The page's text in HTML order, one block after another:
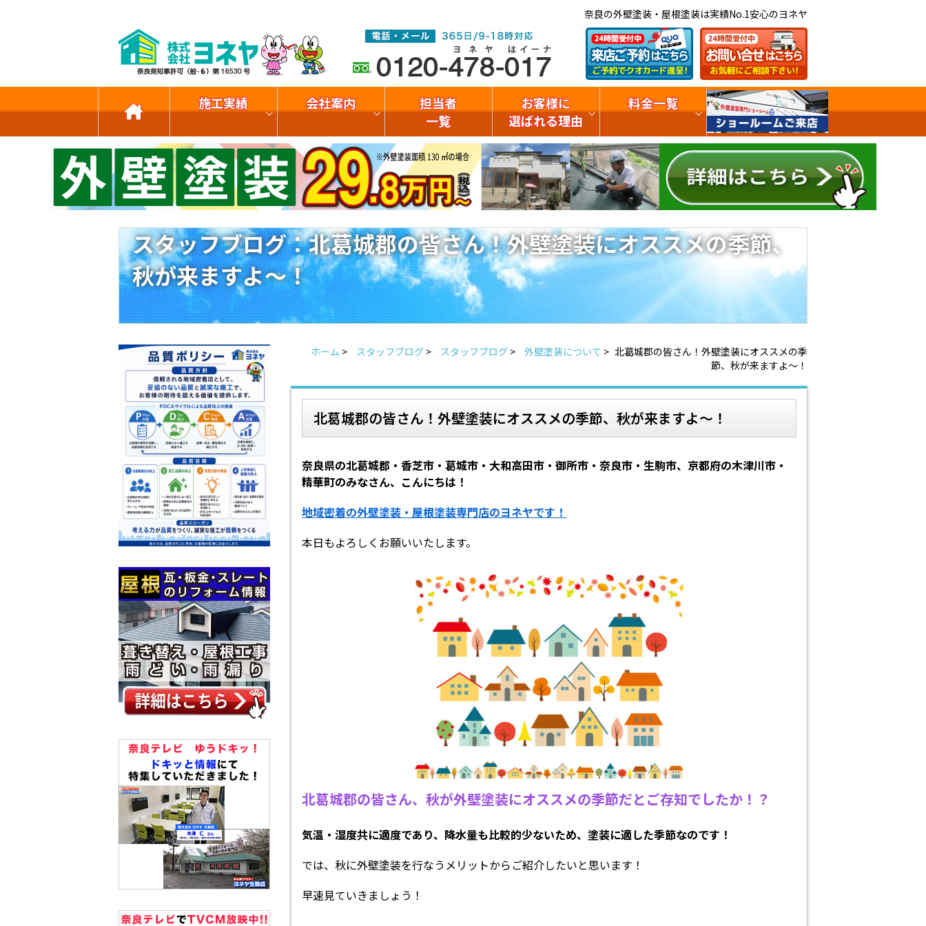
奈良の外壁塗装・屋根塗装は実績No.1安心のヨネヤ
施工実績 会社案内
担当者
一覧
お客様に
選ばれる理由
料金一覧
スタッフブログ：北葛城郡の皆さん！外壁塗装にオススメの季節、
秋が来ますよ～！
ホーム > スタッフブログ > スタッフブログ > 外壁塗装について > 北葛城郡の皆さん！外壁塗装にオススメの季
節、秋が来ますよ～！
北葛城郡の皆さん！外壁塗装にオススメの季節、秋が来ますよ～！
奈良県の北葛城郡・香芝市・葛城市・大和高田市・御所市・奈良市・生駒市、京都府の木津川市・
精華町のみなさん、こんにちは！
地域密着の外壁塗装・屋根塗装専門店のヨネヤです！
本日もよろしくお願いいたします。
北葛城郡の皆さん、秋が外壁塗装にオススメの季節だとご存知でしたか！？
気温・湿度共に適度であり、降水量も比較的少ないため、塗装に適した季節なのです！
では、秋に外壁塗装を行なうメリットからご紹介したいと思います！
早速見ていきましょう！